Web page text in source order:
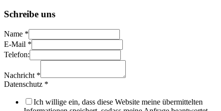
Schreibe uns
Name *
E-Mail *
Telefon:
Nachricht *
Datenschutz *
Ich willige ein, dass diese Website meine übermittelten